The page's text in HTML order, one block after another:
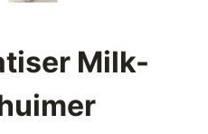
Milk-